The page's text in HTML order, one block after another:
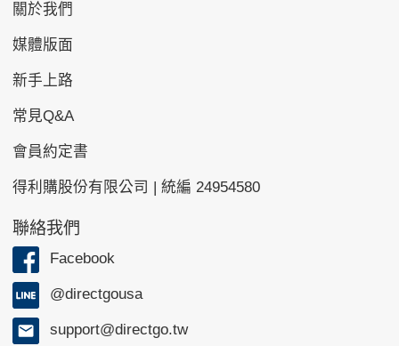
關於我們
媒體版面
新手上路
常見Q&A
會員約定書
得利購股份有限公司 | 統編 24954580
聯絡我們
Facebook
@directgousa
support@directgo.tw